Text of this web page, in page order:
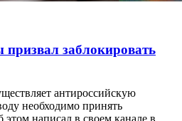
заблокировать
антироссийскую
необходимо принять
написал в своем канале в